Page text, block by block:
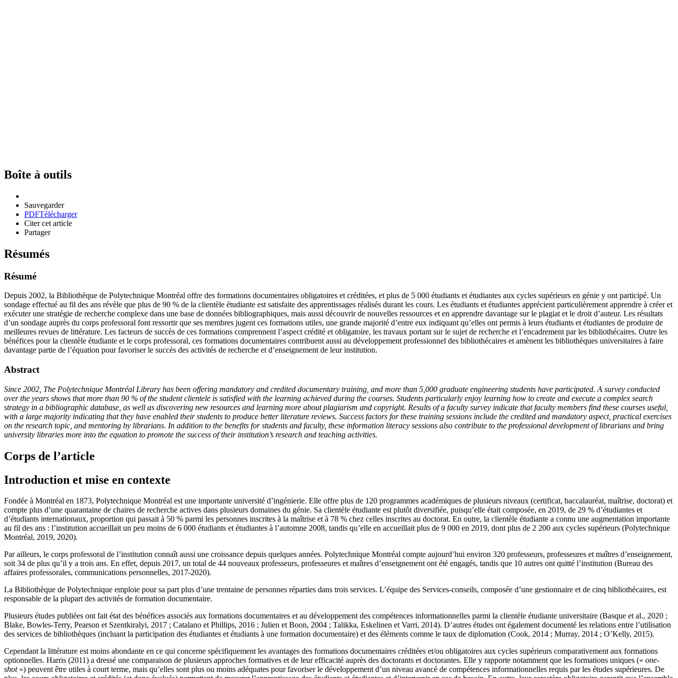
Boîte à outils
Sauvegarder
PDFTélécharger
Citer cet article
Partager
Résumés
Résumé
Depuis 2002, la Bibliothèque de Polytechnique Montréal offre des formations documentaires obligatoires et créditées, et plus de 5 000 étudiants et étudiantes aux cycles supérieurs en génie y ont participé. Un
sondage effectué au fil des ans révèle que plus de 90 % de la clientèle étudiante est satisfaite des apprentissages réalisés durant les cours. Les étudiants et étudiantes apprécient particulièrement apprendre à créer et
exécuter une stratégie de recherche complexe dans une base de données bibliographiques, mais aussi découvrir de nouvelles ressources et en apprendre davantage sur le plagiat et le droit d’auteur. Les résultats
d’un sondage auprès du corps professoral font ressortir que ses membres jugent ces formations utiles, une grande majorité d’entre eux indiquant qu’elles ont permis à leurs étudiants et étudiantes de produire de
meilleures revues de littérature. Les facteurs de succès de ces formations comprennent l’aspect crédité et obligatoire, les travaux portant sur le sujet de recherche et l’encadrement par les bibliothécaires. Outre les
bénéfices pour la clientèle étudiante et le corps professoral, ces formations documentaires contribuent aussi au développement professionnel des bibliothécaires et amènent les bibliothèques universitaires à faire
davantage partie de l’équation pour favoriser le succès des activités de recherche et d’enseignement de leur institution.
Abstract
Since 2002, The Polytechnique Montréal Library has been offering mandatory and credited documentary training, and more than 5,000 graduate engineering students have participated. A survey conducted
over the years shows that more than 90 % of the student clientele is satisfied with the learning achieved during the courses. Students particularly enjoy learning how to create and execute a complex search
strategy in a bibliographic database, as well as discovering new resources and learning more about plagiarism and copyright. Results of a faculty survey indicate that faculty members find these courses useful,
with a large majority indicating that they have enabled their students to produce better literature reviews. Success factors for these training sessions include the credited and mandatory aspect, practical exercises
on the research topic, and mentoring by librarians. In addition to the benefits for students and faculty, these information literacy sessions also contribute to the professional development of librarians and bring
university libraries more into the equation to promote the success of their institution’s research and teaching activities.
Corps de l’article
Introduction et mise en contexte
Fondée à Montréal en 1873, Polytechnique Montréal est une importante université d’ingénierie. Elle offre plus de 120 programmes académiques de plusieurs niveaux (certificat, baccalauréat, maîtrise, doctorat) et
compte plus d’une quarantaine de chaires de recherche actives dans plusieurs domaines du génie. Sa clientèle étudiante est plutôt diversifiée, puisqu’elle était composée, en 2019, de 29 % d’étudiantes et
d’étudiants internationaux, proportion qui passait à 50 % parmi les personnes inscrites à la maîtrise et à 78 % chez celles inscrites au doctorat. En outre, la clientèle étudiante a connu une augmentation importante
au fil des ans : l’institution accueillait un peu moins de 6 000 étudiants et étudiantes à l’automne 2008, tandis qu’elle en accueillait plus de 9 000 en 2019, dont plus de 2 200 aux cycles supérieurs (Polytechnique
Montréal, 2019, 2020).
Par ailleurs, le corps professoral de l’institution connaît aussi une croissance depuis quelques années. Polytechnique Montréal compte aujourd’hui environ 320 professeurs, professeures et maîtres d’enseignement,
soit 34 de plus qu’il y a trois ans. En effet, depuis 2017, un total de 44 nouveaux professeurs, professeures et maîtres d’enseignement ont été engagés, tandis que 10 autres ont quitté l’institution (Bureau des
affaires professorales, communications personnelles, 2017-2020).
La Bibliothèque de Polytechnique emploie pour sa part plus d’une trentaine de personnes réparties dans trois services. L’équipe des Services-conseils, composée d’une gestionnaire et de cinq bibliothécaires, est
responsable de la plupart des activités de formation documentaire.
Plusieurs études publiées ont fait état des bénéfices associés aux formations documentaires et au développement des compétences informationnelles parmi la clientèle étudiante universitaire (Basque et al., 2020 ;
Blake, Bowles-Terry, Pearson et Szentkiralyi, 2017 ; Catalano et Phillips, 2016 ; Julien et Boon, 2004 ; Talikka, Eskelinen et Varri, 2014). D’autres études ont également documenté les relations entre l’utilisation
des services de bibliothèques (incluant la participation des étudiantes et étudiants à une formation documentaire) et des éléments comme le taux de diplomation (Cook, 2014 ; Murray, 2014 ; O’Kelly, 2015).
Cependant la littérature est moins abondante en ce qui concerne spécifiquement les avantages des formations documentaires créditées et/ou obligatoires aux cycles supérieurs comparativement aux formations
optionnelles. Harris (2011) a dressé une comparaison de plusieurs approches formatives et de leur efficacité auprès des doctorants et doctorantes. Elle y rapporte notamment que les formations uniques (« one-
shot») peuvent être utiles à court terme, mais qu’elles sont plus ou moins adéquates pour favoriser le développement d’un niveau avancé de compétences informationnelles requis par les études supérieures. De